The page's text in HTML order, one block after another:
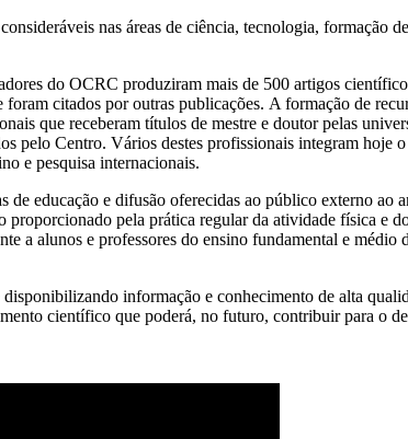
nas áreas de ciência, tecnologia, formação
do OCRC produziram mais de 500 artigos
citados por outras publicações. A formação de
que receberam títulos de mestre e doutor pelas
pelo Centro. Vários destes profissionais integram hoje
e pesquisa internacionais.
educação e difusão oferecidas ao público externo ao
pela prática regular da atividade física e
a alunos e professores do ensino fundamental e médio
informação e conhecimento de alta
científico que poderá, no futuro, contribuir para o